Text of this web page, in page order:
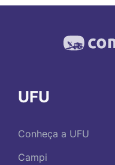
UFU
Conheça a UFU
Campi